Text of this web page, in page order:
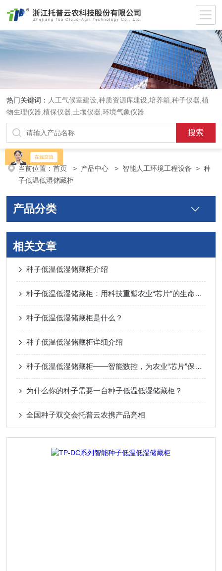
热门关键词： 人工气候室建设,种质资源库建设,培养箱,种子仪器,植
物生理仪器,植保仪器,土壤仪器,环境气象仪器
当前位置：首页 > 产品中心 > 智能人工环境工程设备 >种
子低温低湿储藏柜
产品分类
相关文章
种子低温低湿储藏柜介绍
种子低温低湿储藏柜：用科技重塑农业“芯片”的生命力密码
种子低温低湿储藏柜是什么？
种子低温低湿储藏柜详细介绍
种子低温低湿储藏柜——智能数控，为农业“芯片”保驾护航
为什么你的种子需要一台种子低温低湿储藏柜？
全国种子双交会托普云农携产品亮相